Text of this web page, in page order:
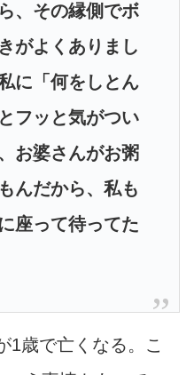
、その縁側でボ
がよくありまし
に「何をしとん
フッと気がつい
お婆さんがお粥
んだから、私も
座って待ってた
歳で亡くなる。こ